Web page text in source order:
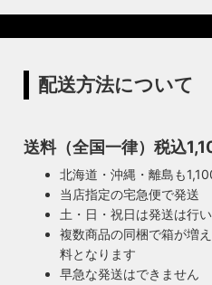
配送方法について
送料（全国一律）税込
北海道・沖縄・離島も
当店指定の宅急便で発送
土・日・祝日は発送は行
複数商品の同梱で箱が増
料となります
早急な発送はできません